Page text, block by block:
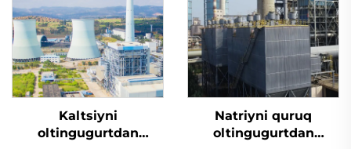
Kaltsiyni
oltingugurtdan
Natriyni quruq
oltingugurtdan